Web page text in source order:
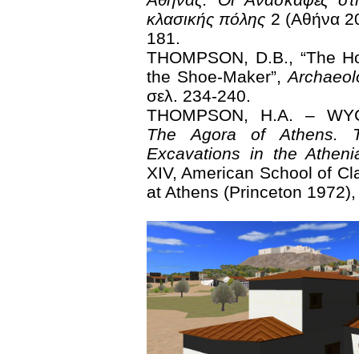
κλασικής πόλης 2 (Αθήνα
181.
THOMPSON, D.B., “The
the Shoe-Maker”,
σελ. 234-240.
THOMPSON, H.A. –
The Agora of Athens.
Excavations in the
XIV, American School of
at Athens (Princeton